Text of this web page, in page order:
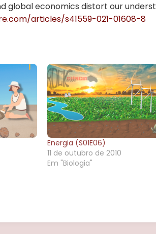
global economics distort our
articles/s41559-021-01608-8
Energia (S01E06)
11 de outubro de 2010
Em "Biologia"